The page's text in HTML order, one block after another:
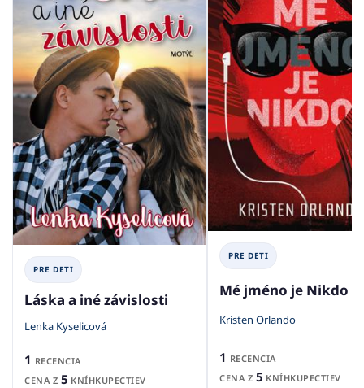
PRE DETI
Láska a iné závislosti
Lenka Kyselicová
1 RECENCIA
CENA Z 5 KNÍHKUPECTIEV
PRE DETI
Mé jméno je Nikdo
Kristen Orlando
1 RECENCIA
CENA Z 5 KNÍHKUPECTIEV